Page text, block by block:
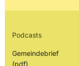
Podcasts
Gemeindebrief
(pdf)